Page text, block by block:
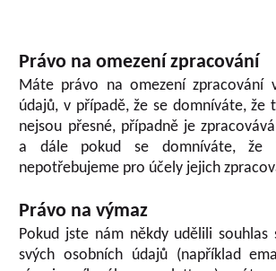
Právo na omezení zpracování
Máte právo na omezení zpracování
údajů, v případě, že se domníváte, že
nejsou přesné, případně je
a dále pokud se domníváte, že
nepotřebujeme pro účely jejich
Právo na výmaz
Pokud jste nám někdy udělili souhlas
svých osobních údajů (například